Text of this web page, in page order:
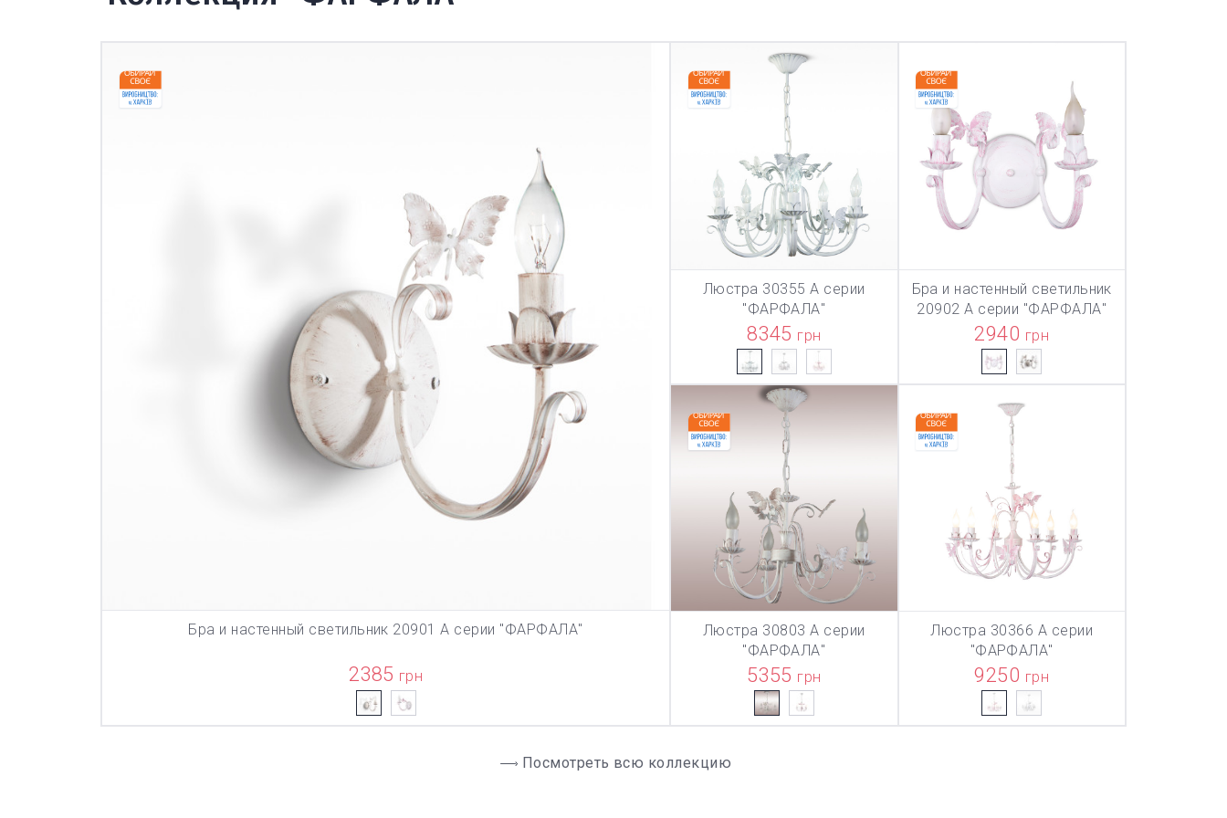
ТОВАР ДОБАВЛЕН В КОРЗИНУ
В КОРЗИНУ
Бра и настенный светильник 20901 А серии "ФАРФАЛА"
2385 грн
ТОВАР ДОБАВЛЕН В КОРЗИНУ
В КОРЗИНУ
Люстра 30355 А серии
"ФАРФАЛА"
8345 грн
В КОРЗИНУ
Бра и настенный светильник
20902 А серии "ФАРФАЛА"
2940 грн
ТОВАР ДОБАВЛЕН В КОРЗИНУ
В КОРЗИНУ
Люстра 30803 А серии
"ФАРФАЛА"
5355 грн
В КОРЗИНУ
Люстра 30366 А серии
"ФАРФАЛА"
9250 грн
Посмотреть всю коллекцию